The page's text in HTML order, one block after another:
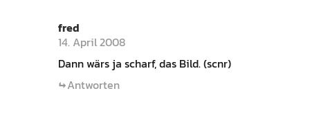
fred
14. April 2008
Dann wärs ja scharf, das Bild. (scnr)
Antworten